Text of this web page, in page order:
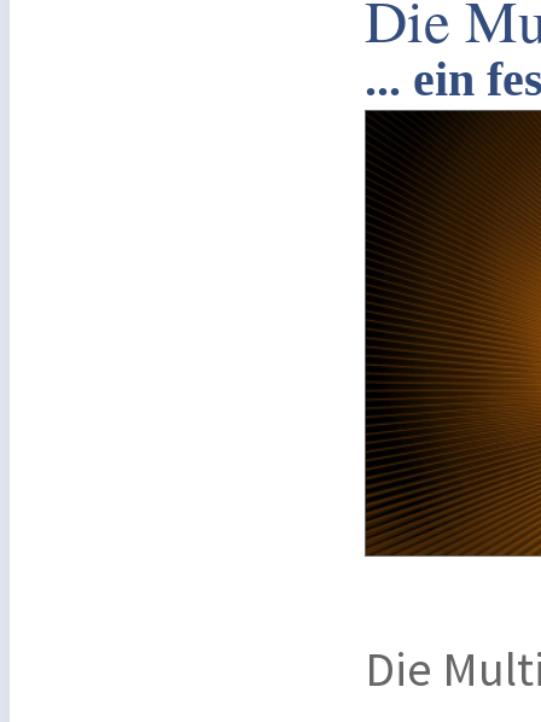
Die
... ein
Die